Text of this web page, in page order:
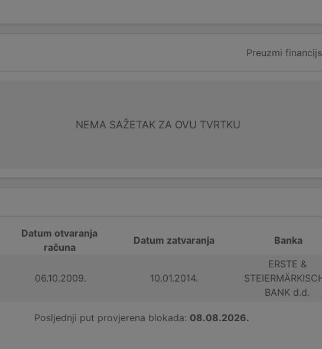
Preuzmi
NEMA SAŽETAK ZA OVU TVRTKU
Datum otvaranja
računa
Datum zatvaranja Banka
06.10.2009. 10.01.2014.
ERSTE &
BANK d.d.
Posljednji put provjerena blokada: 08.08.2026.